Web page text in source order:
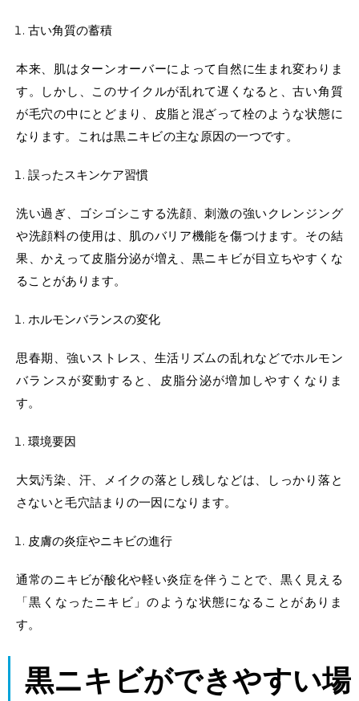
古い角質の蓄積
本来、肌はターンオーバーによって自然に生まれ変わりま
す。しかし、このサイクルが乱れて遅くなると、古い角質
が毛穴の中にとどまり、皮脂と混ざって栓のような状態に
なります。これは黒ニキビの主な原因の一つです。
誤ったスキンケア習慣
洗い過ぎ、ゴシゴシこする洗顔、刺激の強いクレンジング
や洗顔料の使用は、肌のバリア機能を傷つけます。その結
果、かえって皮脂分泌が増え、黒ニキビが目立ちやすくな
ることがあります。
ホルモンバランスの変化
思春期、強いストレス、生活リズムの乱れなどでホルモン
バランスが変動すると、皮脂分泌が増加しやすくなりま
す。
環境要因
大気汚染、汗、メイクの落とし残しなどは、しっかり落と
さないと毛穴詰まりの一因になります。
皮膚の炎症やニキビの進行
通常のニキビが酸化や軽い炎症を伴うことで、黒く見える
「黒くなったニキビ」のような状態になることがありま
す。
黒ニキビができやすい場